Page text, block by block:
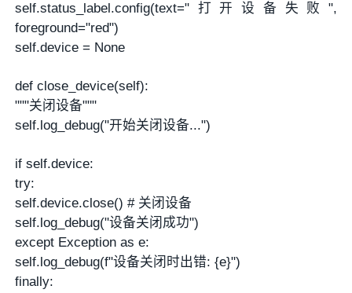
self.status_label.config(text="打开设备失败",
foreground="red")
self.device = None
def close_device(self):
"""关闭设备"""
self.log_debug("开始关闭设备...")
if self.device:
try:
self.device.close() # 关闭设备
self.log_debug("设备关闭成功")
except Exception as e:
self.log_debug(f"设备关闭时出错: {e}")
finally: